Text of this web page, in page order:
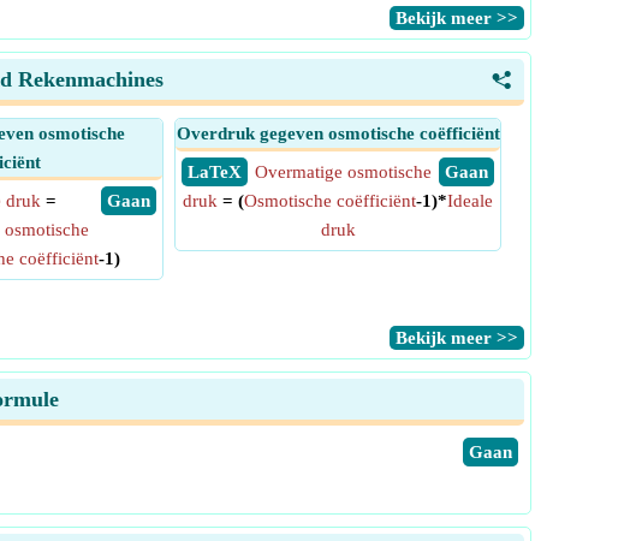
​Bekijk meer >>
<
Rekenmachines
osmotische
​ Gaan
druk =
coëfficiënt-1)
Overdruk gegeven osmotische coëfficiënt
​ LaTeX
​ Gaan
Overmatige osmotische
druk = (Osmotische coëfficiënt-1)*Ideale
druk
​Bekijk meer >>
​Gaan